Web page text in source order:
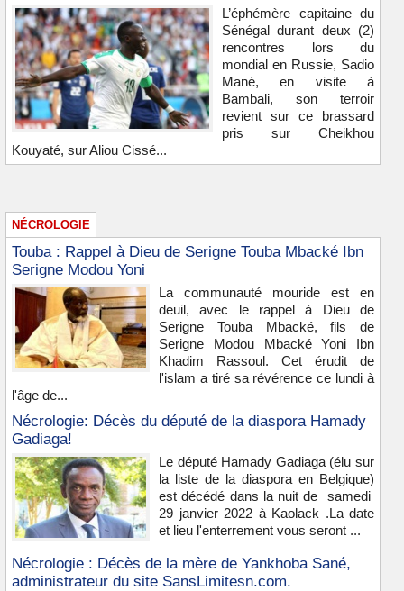
L’éphémère capitaine du
Sénégal durant deux (2)
rencontres lors du
mondial en Russie, Sadio
Mané, en visite à
Bambali, son terroir
revient sur ce brassard
pris sur Cheikhou
Kouyaté, sur Aliou Cissé...
NÉCROLOGIE
Touba : Rappel à Dieu de Serigne Touba Mbacké Ibn
Serigne Modou Yoni
La communauté mouride est en
deuil, avec le rappel à Dieu de
Serigne Touba Mbacké, fils de
Serigne Modou Mbacké Yoni Ibn
Khadim Rassoul. Cet érudit de
l'islam a tiré sa révérence ce lundi à
l'âge de...
Nécrologie: Décès du député de la diaspora Hamady
Gadiaga!
Le député Hamady Gadiaga (élu sur
la liste de la diaspora en Belgique)
est décédé dans la nuit de samedi
29 janvier 2022 à Kaolack .La date
et lieu l'enterrement vous seront ...
Nécrologie : Décès de la mère de Yankhoba Sané,
administrateur du site SansLimitesn.com.